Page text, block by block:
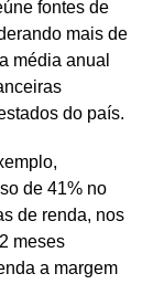
fontes de
mais de
média anual
do país.
de 41% no
de renda, nos
meses
a margem